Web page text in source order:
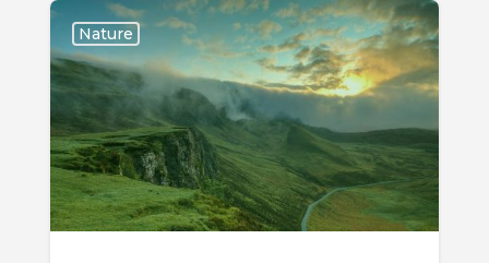
Nature